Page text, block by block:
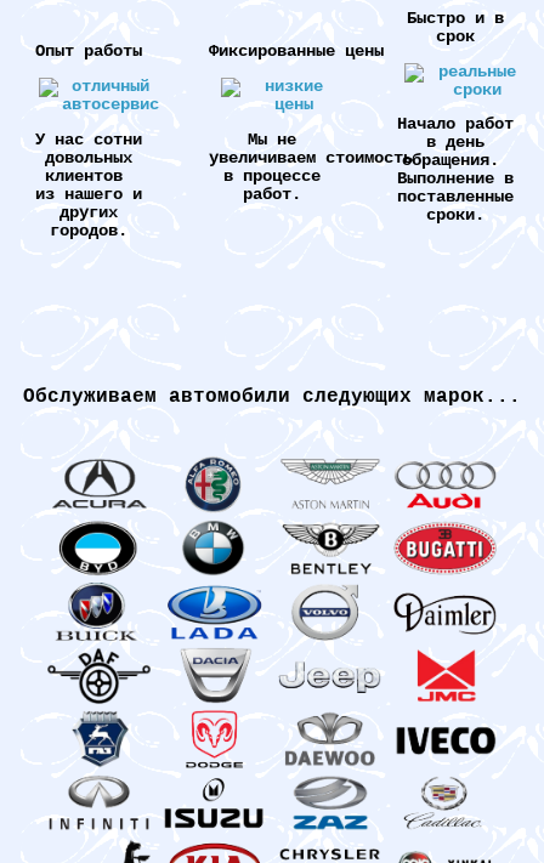
Опыт работы
У нас сотни
довольных
клиентов
из нашего и
других
городов.
Фиксированные цены
Мы не
увеличиваем стоимость
в процессе
работ.
Быстро и в
срок
Начало работ
в день
обращения.
Выполнение в
поставленные
сроки.
Обслуживаем автомобили следующих марок...